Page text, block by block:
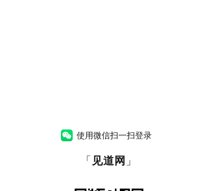
使用微信扫一扫登录
「 见道网 」